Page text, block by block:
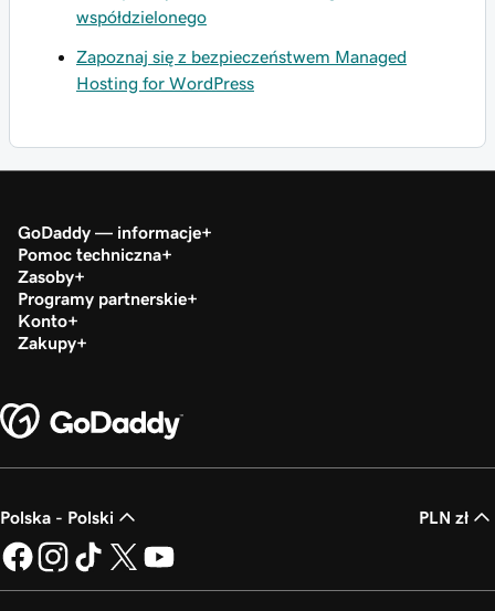
współdzielonego
Zapoznaj się z bezpieczeństwem Managed
Hosting for WordPress
GoDaddy — informacje
Pomoc techniczna
Zasoby
Programy partnerskie
Konto
Zakupy
Polska - Polski PLN zł